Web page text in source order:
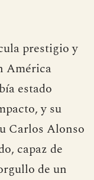
prestigio y
América
estado
y su
Carlos Alonso
capaz de
de un